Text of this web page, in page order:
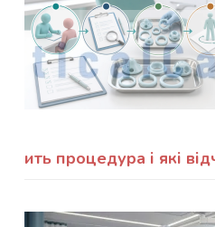
ить процедура і які